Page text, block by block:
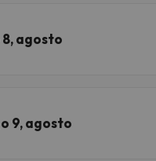
agosto
9, agosto